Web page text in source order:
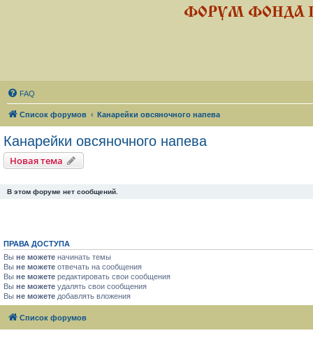
ФОРУМ ФОНДА
FAQ
Список форумов Канарейки овсяночного напева
Канарейки овсяночного напева
Новая тема
В этом форуме нет сообщений.
ПРАВА ДОСТУПА
Вы не можете начинать темы
Вы не можете отвечать на сообщения
Вы не можете редактировать свои сообщения
Вы не можете удалять свои сообщения
Вы не можете добавлять вложения
Список форумов